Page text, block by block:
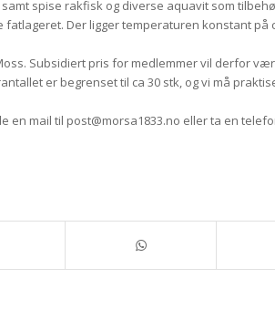
spise rakfisk og diverse aquavit som
Der ligger temperaturen konstant på
Subsidiert pris for medlemmer vil derfor
er begrenset til ca 30 stk, og vi må
mail til post@morsa1833.no eller ta en